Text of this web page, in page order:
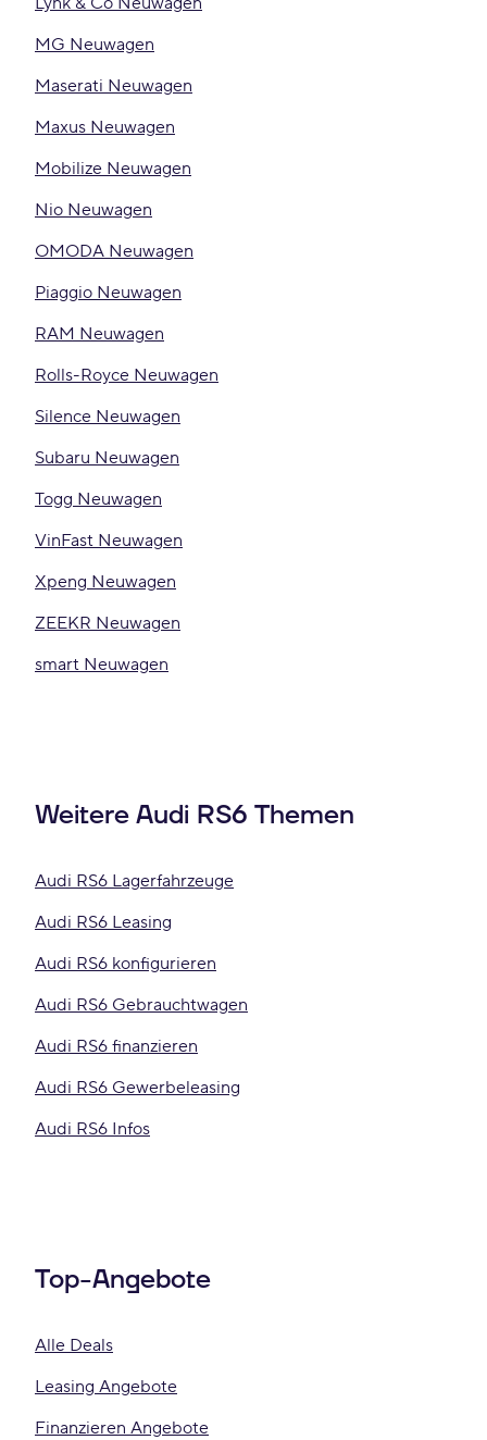
MG Neuwagen
Maserati Neuwagen
Maxus Neuwagen
Mobilize Neuwagen
Nio Neuwagen
OMODA Neuwagen
Piaggio Neuwagen
RAM Neuwagen
Rolls-Royce Neuwagen
Silence Neuwagen
Subaru Neuwagen
Togg Neuwagen
VinFast Neuwagen
Xpeng Neuwagen
ZEEKR Neuwagen
smart Neuwagen
Weitere Audi RS6 Themen
Audi RS6 Lagerfahrzeuge
Audi RS6 Leasing
Audi RS6 konfigurieren
Audi RS6 Gebrauchtwagen
Audi RS6 finanzieren
Audi RS6 Gewerbeleasing
Audi RS6 Infos
Top-Angebote
Alle Deals
Leasing Angebote
Finanzieren Angebote